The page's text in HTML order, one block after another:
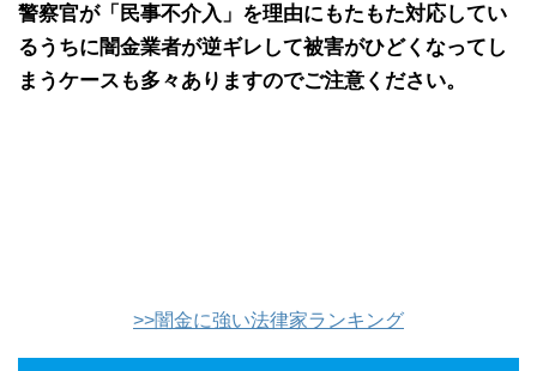
警察官が「民事不介入」を理由にもたもた対応してい
るうちに闇金業者が逆ギレして被害がひどくなってし
まうケースも多々ありますのでご注意ください。
>>闇金に強い法律家ランキング